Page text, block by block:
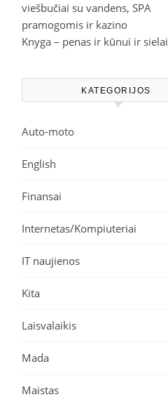
viešbučiai su vandens, SPA
pramogomis ir kazino
Knyga – penas ir kūnui ir sielai
KATEGORIJOS
Auto-moto
English
Finansai
Internetas/Kompiuteriai
IT naujienos
Kita
Laisvalaikis
Mada
Maistas